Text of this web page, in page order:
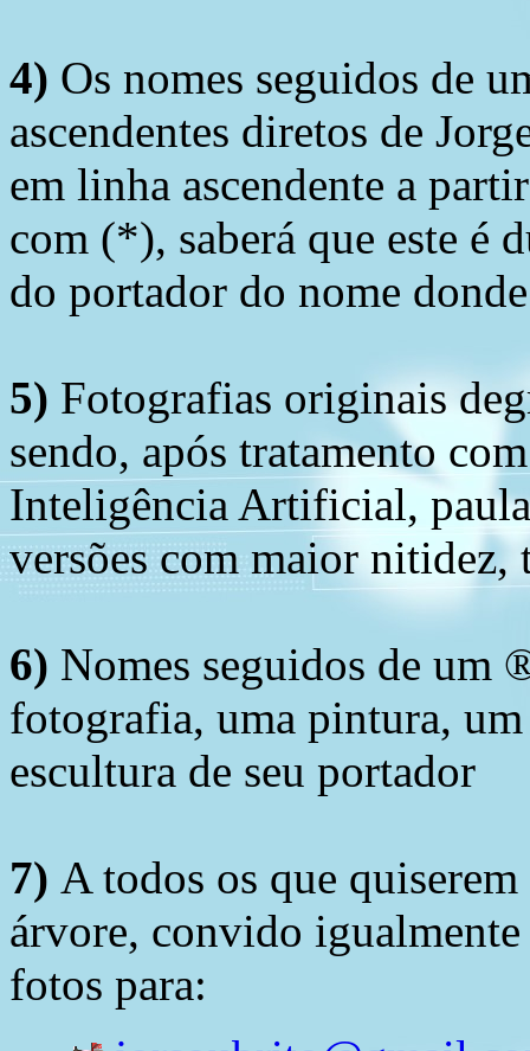
4) Os nomes seguidos de
ascendentes diretos de
em linha ascendente a
com (*), saberá que este é
do portador do nome
5) Fotografias originais
sendo, após tratamento
Inteligência Artificial,
versões com maior nitidez,
6) Nomes seguidos de um
fotografia, uma pintura,
escultura de seu portador
7) A todos os que
árvore, convido
fotos para: